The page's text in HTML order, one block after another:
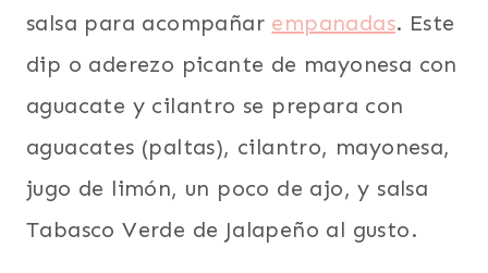
salsa para acompañar empanadas. Este
dip o aderezo picante de mayonesa con
aguacate y cilantro se prepara con
aguacates (paltas), cilantro, mayonesa,
jugo de limón, un poco de ajo, y salsa
Tabasco Verde de Jalapeño al gusto.